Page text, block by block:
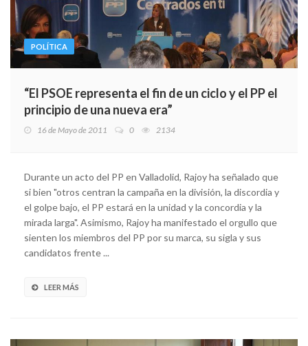
POLÍTICA
“El PSOE representa el fin de un ciclo y el PP el
principio de una nueva era”
16 de Mayo de 2011 0 2134
Durante un acto del PP en Valladolid, Rajoy ha señalado que
si bien "otros centran la campaña en la división, la discordia y
el golpe bajo, el PP estará en la unidad y la concordia y la
mirada larga". Asimismo, Rajoy ha manifestado el orgullo que
sienten los miembros del PP por su marca, su sigla y sus
candidatos frente ...
LEER MÁS